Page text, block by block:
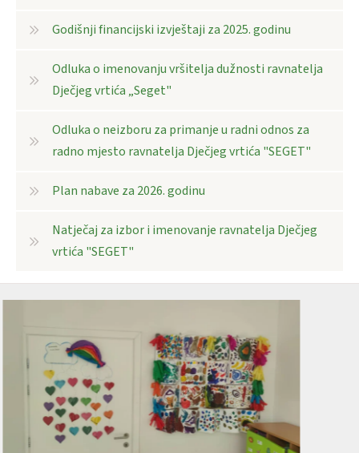
Godišnji financijski izvještaji za 2025. godinu
Odluka o imenovanju vršitelja dužnosti ravnatelja
Dječjeg vrtića „Seget"
Odluka o neizboru za primanje u radni odnos za
radno mjesto ravnatelja Dječjeg vrtića "SEGET"
Plan nabave za 2026. godinu
Natječaj za izbor i imenovanje ravnatelja Dječjeg
vrtića "SEGET"